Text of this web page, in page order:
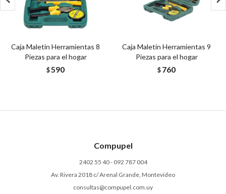
Caja Maletin Herramientas 8
Piezas para el hogar
$590
Caja Maletín Herramientas 9
Piezas para el hogar
$760
Compupel
2402 55 40 - 092 787 004
Av. Rivera 2018 c/ Arenal Grande, Montevideo
consultas@compupel.com.uy